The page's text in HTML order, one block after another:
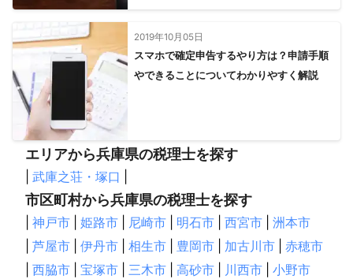
2019年10月05日
スマホで確定申告するやり方は？申請手順
やできることについてわかりやすく解説
エリアから兵庫県の税理士を探す
武庫之荘・塚口
市区町村から兵庫県の税理士を探す
神戸市 姫路市 尼崎市 明石市 西宮市
洲本市
芦屋市 伊丹市 相生市 豊岡市 加古川市
赤穂市
西脇市 宝塚市 三木市 高砂市 川西市
小野市